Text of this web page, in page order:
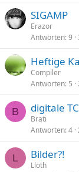
SIGAMP
Erazor
Antworten 9
Heftige
Compiler
Antworten 5
B digitale
Brati
Antworten 4
L Bilder?!
Lloth